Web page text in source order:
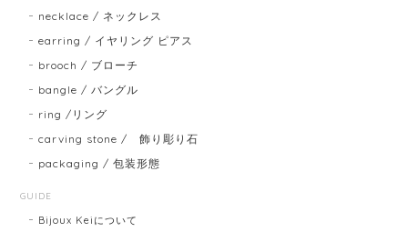
necklace / ネックレス
earring / イヤリング ピアス
brooch / ブローチ
bangle / バングル
ring /リング
carving stone / 飾り彫り石
packaging / 包装形態
GUIDE
Bijoux Keiについて